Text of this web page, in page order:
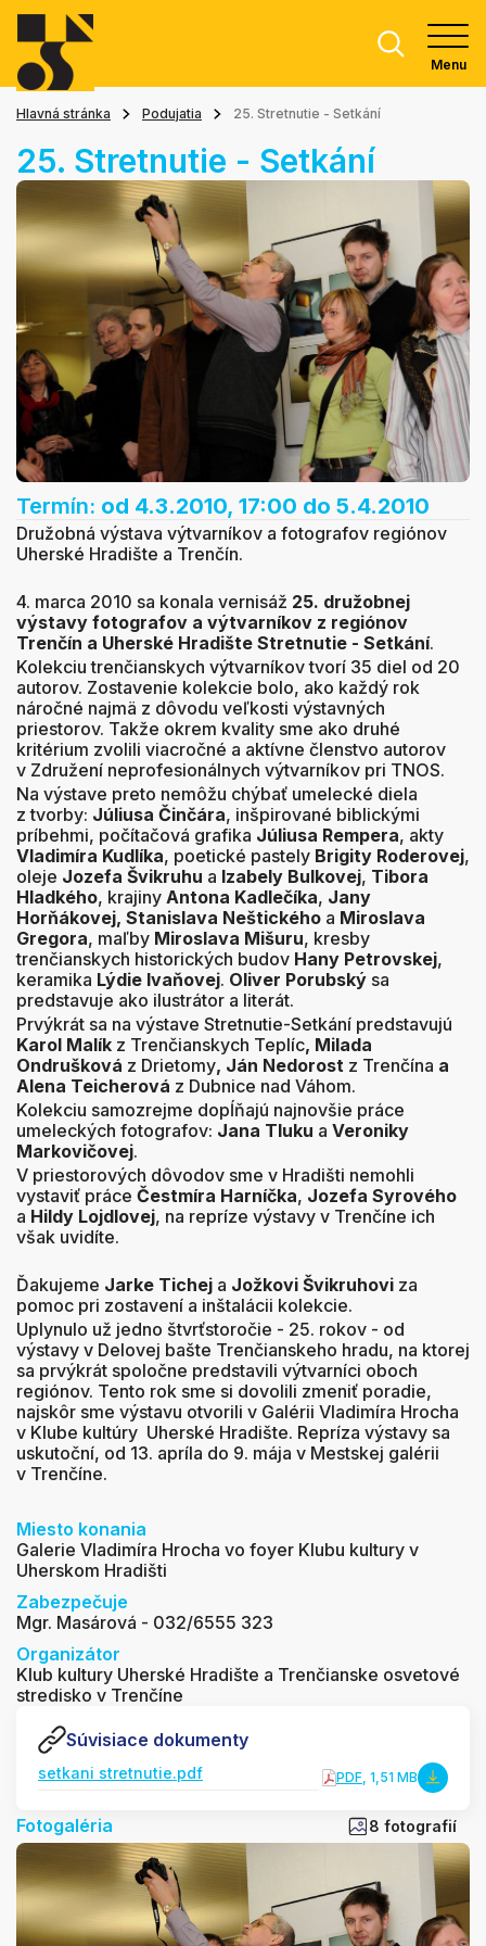
Menu
Hlavná stránka Podujatia 25. Stretnutie - Setkání
25. Stretnutie - Setkání
Termín: od 4.3.2010, 17:00 do 5.4.2010
Družobná výstava výtvarníkov a fotografov regiónov
Uherské Hradište a Trenčín.
4. marca 2010 sa konala vernisáž 25. družobnej
výstavy fotografov a výtvarníkov z regiónov
Trenčín a Uherské Hradište Stretnutie - Setkání.
Kolekciu trenčianskych výtvarníkov tvorí 35 diel od 20
autorov. Zostavenie kolekcie bolo, ako každý rok
náročné najmä z dôvodu veľkosti výstavných
priestorov. Takže okrem kvality sme ako druhé
kritérium zvolili viacročné a aktívne členstvo autorov
v Združení neprofesionálnych výtvarníkov pri TNOS.
Na výstave preto nemôžu chýbať umelecké diela
z tvorby: Júliusa Činčára, inšpirované biblickými
príbehmi, počítačová grafika Júliusa Rempera, akty
Vladimíra Kudlíka, poetické pastely Brigity Roderovej,
oleje Jozefa Švikruhu a Izabely Bulkovej, Tibora
Hladkého, krajiny Antona Kadlečíka, Jany
Horňákovej, Stanislava Neštického a Miroslava
Gregora, maľby Miroslava Mišuru, kresby
trenčianskych historických budov Hany Petrovskej,
keramika Lýdie Ivaňovej. Oliver Porubský sa
predstavuje ako ilustrátor a literát.
Prvýkrát sa na výstave Stretnutie-Setkání predstavujú
Karol Malík z Trenčianskych Teplíc, Milada
Ondrušková z Drietomy, Ján Nedorost z Trenčína a
Alena Teicherová z Dubnice nad Váhom.
Kolekciu samozrejme dopĺňajú najnovšie práce
umeleckých fotografov: Jana Tluku a Veroniky
Markovičovej.
V priestorových dôvodov sme v Hradišti nemohli
vystaviť práce Čestmíra Harníčka, Jozefa Syrového
a Hildy Lojdlovej, na repríze výstavy v Trenčíne ich
však uvidíte.
Ďakujeme Jarke Tichej a Jožkovi Švikruhovi za
pomoc pri zostavení a inštalácii kolekcie.
Uplynulo už jedno štvrťstoročie - 25. rokov - od
výstavy v Delovej bašte Trenčianskeho hradu, na ktorej
sa prvýkrát spoločne predstavili výtvarníci oboch
regiónov. Tento rok sme si dovolili zmeniť poradie,
najskôr sme výstavu otvorili v Galérii Vladimíra Hrocha
v Klube kultúry Uherské Hradište. Repríza výstavy sa
uskutoční, od 13. apríla do 9. mája v Mestskej galérii
v Trenčíne.
Miesto konania
Galerie Vladimíra Hrocha vo foyer Klubu kultury v
Uherskom Hradišti
Zabezpečuje
Mgr. Masárová - 032/6555 323
Organizátor
Klub kultury Uherské Hradište a Trenčianske osvetové
stredisko v Trenčíne
Súvisiace dokumenty
setkani stretnutie.pdf PDF , 1,51 MB
Fotogaléria 8 fotografií